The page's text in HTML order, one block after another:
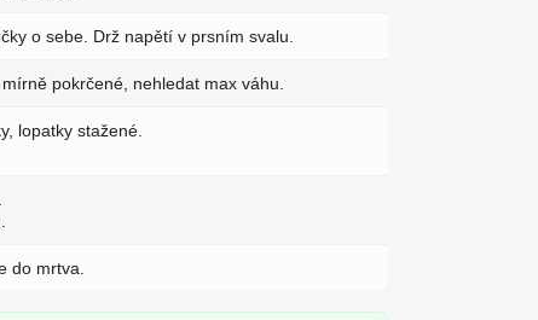
o sebe. Drž napětí v prsním svalu.
pokrčené, nehledat max váhu.
lopatky stažené.
do mrtva.